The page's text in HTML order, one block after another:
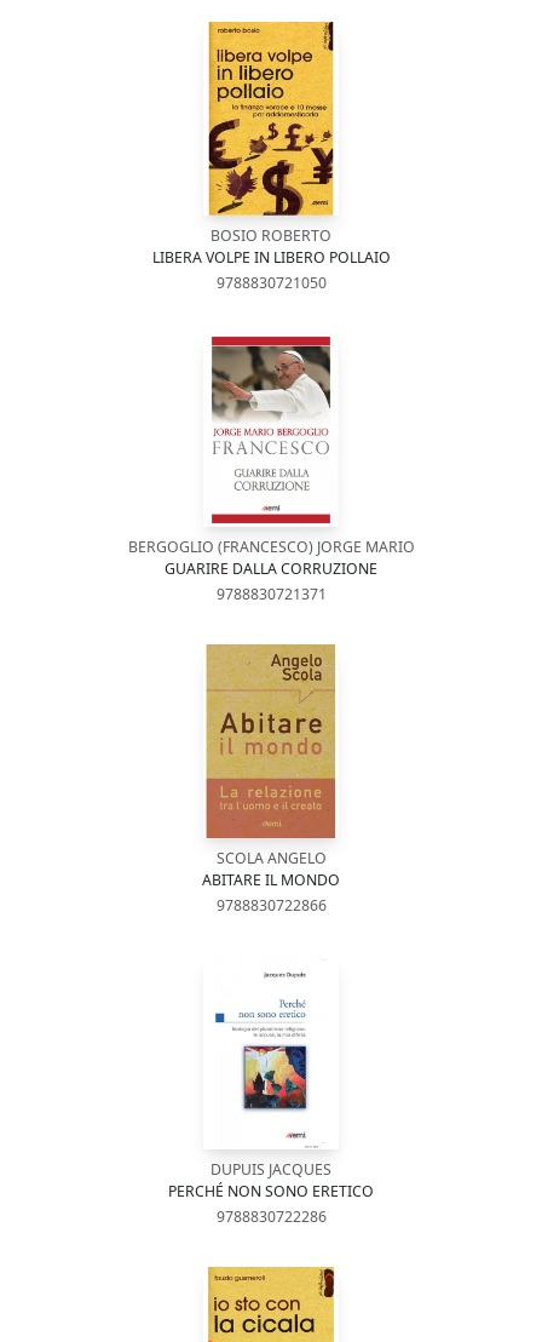
BOSIO ROBERTO
LIBERA VOLPE IN LIBERO POLLAIO
9788830721050
BERGOGLIO (FRANCESCO) JORGE MARIO
GUARIRE DALLA CORRUZIONE
9788830721371
SCOLA ANGELO
ABITARE IL MONDO
9788830722866
DUPUIS JACQUES
PERCHÉ NON SONO ERETICO
9788830722286